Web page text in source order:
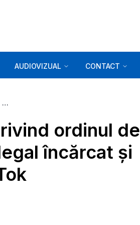
AUDIOVIZUAL CONTACT
Decizia nr. 332 din 20.05.2026 privind ordinul de a acționa împotriva conținutului ilegal încărcat și distribuit pe platforma online TikTok
ordinul de
încărcat și